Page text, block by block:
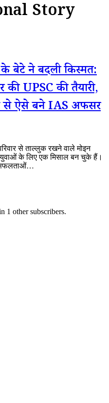
Story
बेटे ने बदली किस्मत:
UPSC की तैयारी,
से ऐसे बने IAS अफसर
से ताल्लुक रखने वाले मोइन
के लिए एक मिसाल बन चुके हैं।
1 other subscribers.